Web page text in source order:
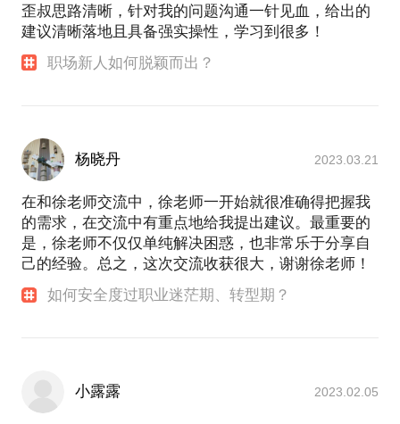
歪叔思路清晰，针对我的问题沟通一针见血，给出的
建议清晰落地且具备强实操性，学习到很多！
职场新人如何脱颖而出？
杨晓丹 2023.03.21
在和徐老师交流中，徐老师一开始就很准确得把握我
的需求，在交流中有重点地给我提出建议。最重要的
是，徐老师不仅仅单纯解决困惑，也非常乐于分享自
己的经验。总之，这次交流收获很大，谢谢徐老师！
如何安全度过职业迷茫期、转型期？
小露露 2023.02.05